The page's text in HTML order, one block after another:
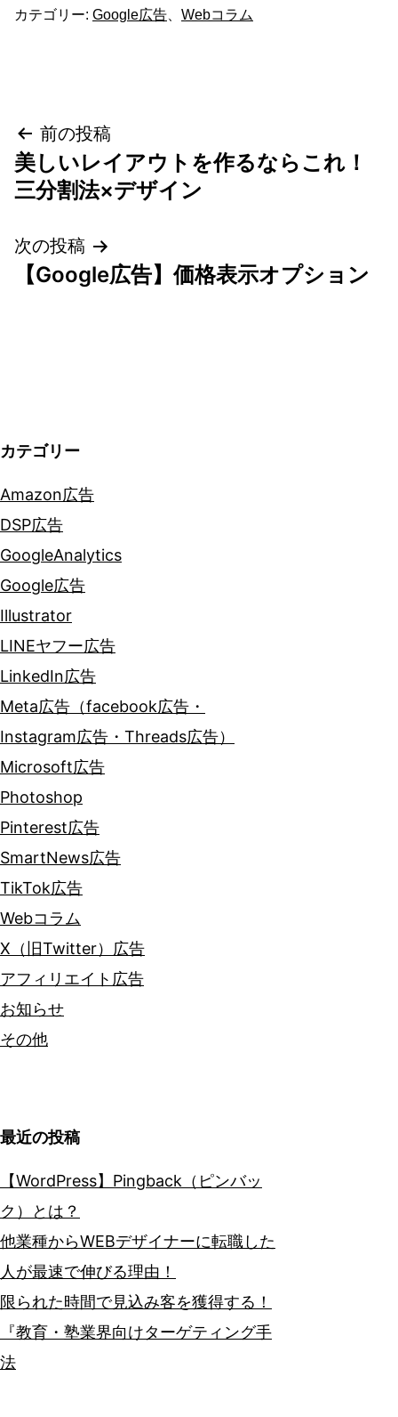
カテゴリー: Google広告 Webコラム
投
稿
ビ
ン
前の投稿
美しいレイアウトを作るならこれ！
三分割法×デザイン
次の投稿
【Google広告】価格表示オプション
カテゴリー
Amazon広告
DSP広告
GoogleAnalytics
Google広告
Illustrator
LINEヤフー広告
LinkedIn広告
Meta広告（facebook広告・
Instagram広告・Threads広告）
Microsoft広告
Photoshop
Pinterest広告
SmartNews広告
TikTok広告
Webコラム
X（旧Twitter）広告
アフィリエイト広告
お知らせ
その他
最近の投稿
【WordPress】Pingback（ピンバッ
ク）とは？
他業種からWEBデザイナーに転職した
人が最速で伸びる理由！
限られた時間で見込み客を獲得する！
『教育・塾業界向けターゲティング手
法